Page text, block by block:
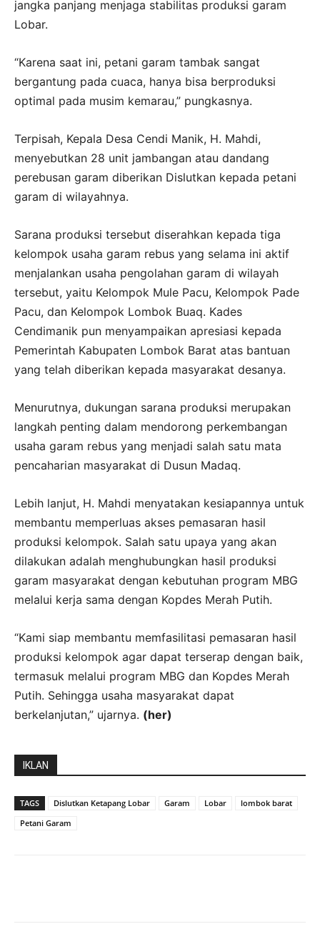
jangka panjang menjaga stabilitas produksi garam
Lobar.
“Karena saat ini, petani garam tambak sangat
bergantung pada cuaca, hanya bisa berproduksi
optimal pada musim kemarau,” pungkasnya.
Terpisah, Kepala Desa Cendi Manik, H. Mahdi,
menyebutkan 28 unit jambangan atau dandang
perebusan garam diberikan Dislutkan kepada petani
garam di wilayahnya.
Sarana produksi tersebut diserahkan kepada tiga
kelompok usaha garam rebus yang selama ini aktif
menjalankan usaha pengolahan garam di wilayah
tersebut, yaitu Kelompok Mule Pacu, Kelompok Pade
Pacu, dan Kelompok Lombok Buaq. Kades
Cendimanik pun menyampaikan apresiasi kepada
Pemerintah Kabupaten Lombok Barat atas bantuan
yang telah diberikan kepada masyarakat desanya.
Menurutnya, dukungan sarana produksi merupakan
langkah penting dalam mendorong perkembangan
usaha garam rebus yang menjadi salah satu mata
pencaharian masyarakat di Dusun Madaq.
Lebih lanjut, H. Mahdi menyatakan kesiapannya untuk
membantu memperluas akses pemasaran hasil
produksi kelompok. Salah satu upaya yang akan
dilakukan adalah menghubungkan hasil produksi
garam masyarakat dengan kebutuhan program MBG
melalui kerja sama dengan Kopdes Merah Putih.
“Kami siap membantu memfasilitasi pemasaran hasil
produksi kelompok agar dapat terserap dengan baik,
termasuk melalui program MBG dan Kopdes Merah
Putih. Sehingga usaha masyarakat dapat
berkelanjutan,” ujarnya. (her)
IKLAN
TAGS Dislutkan Ketapang Lobar Garam Lobar
lombok barat
Petani Garam